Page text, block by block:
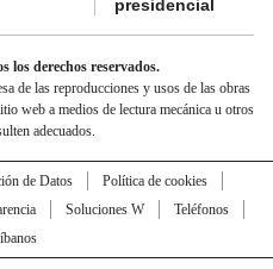
presidencial
derechos reservados.
de las reproducciones y usos de las obras
web a medios de lectura mecánica u otros
adecuados.
de Datos
Política de cookies
Soluciones W
Teléfonos